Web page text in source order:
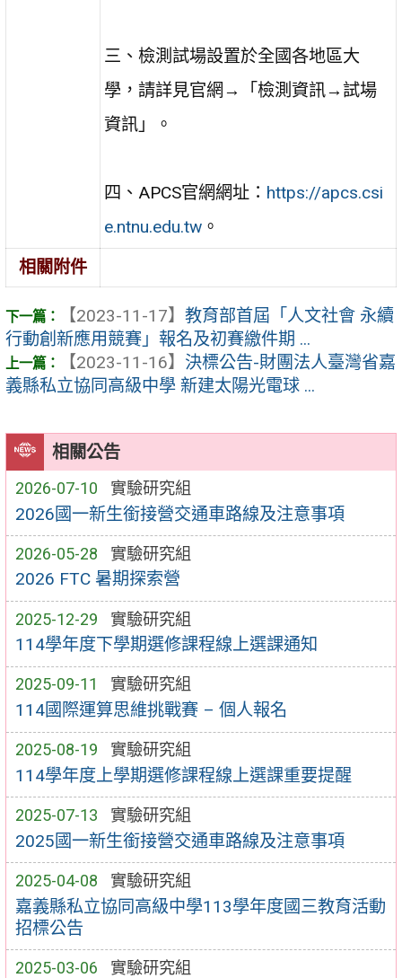
相關公告
2026-07-10 實驗研究組
2026國一新生銜接營交通車路線及注意事項
2026-05-28 實驗研究組
2026 FTC 暑期探索營
2025-12-29 實驗研究組
114學年度下學期選修課程線上選課通知
2025-09-11 實驗研究組
114國際運算思維挑戰賽 – 個人報名
2025-08-19 實驗研究組
114學年度上學期選修課程線上選課重要提醒
2025-07-13 實驗研究組
2025國一新生銜接營交通車路線及注意事項
2025-04-08 實驗研究組
嘉義縣私立協同高級中學113學年度國三教育活動
招標公告
2025-03-06 實驗研究組
三、檢測試場設置於全國各地區大
學，請詳見官網→「檢測資訊→試場
資訊」。
四、APCS官網網址： https://apcs.csi
e.ntnu.edu.tw 。
相關附件
【2023-11-17】 教育部首屆「人文社會 永續
行動創新應用競賽」報名及初賽繳件期 ...
【2023-11-16】 決標公告-財團法人臺灣省嘉
義縣私立協同高級中學 新建太陽光電球 ...